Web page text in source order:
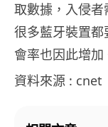
取數據，入侵
很多藍牙裝置
會率也因此增加
資料來源 : cnet